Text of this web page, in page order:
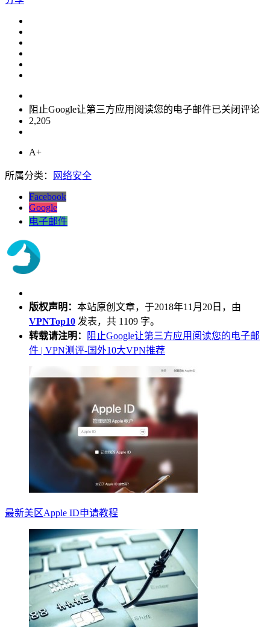
阻止Google让第三方应用阅读您的电子邮件已关闭评论
2,205
A+
所属分类： 网络安全
Facebook
Google
电子邮件
版权声明： 本站原创文章，于2018年11月20日，由
VPNTop10 发表，共 1109 字。
转载请注明：
阻止Google让第三方应用阅读您的电子邮
件 | VPN测评-国外10大VPN推荐
最新美区Apple ID申请教程